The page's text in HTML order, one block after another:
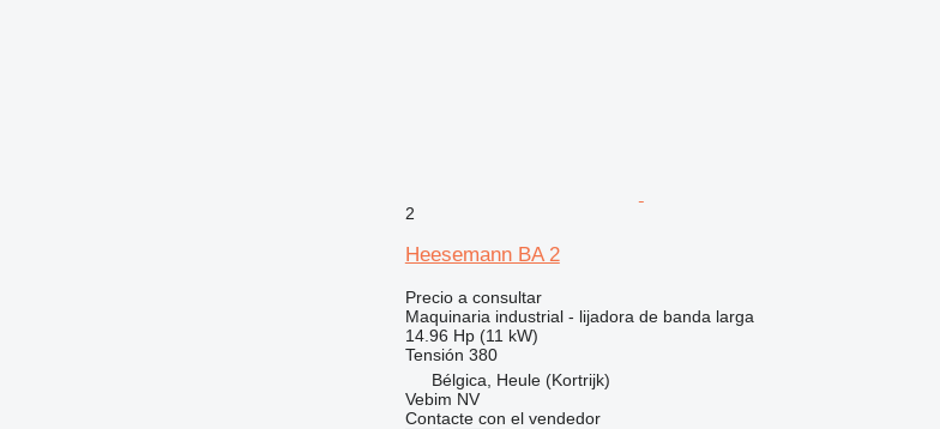
2
Heesemann BA 2
Precio a consultar
Maquinaria industrial - lijadora de banda larga
14.96 Hp (11 kW)
Tensión 380
Bélgica, Heule (Kortrijk)
Vebim NV
Contacte con el vendedor